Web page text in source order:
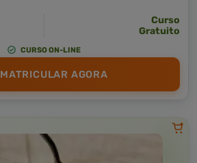
Curso
Gratuito
CURSO ON-LINE
MATRICULAR AGORA